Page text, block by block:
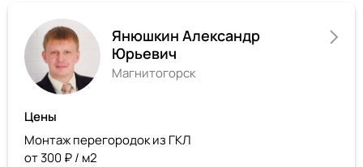
Янюшкин Александр
Юрьевич
Магнитогорск
Цены
Монтаж перегородок из ГКЛ
от 300 ₽ / м2